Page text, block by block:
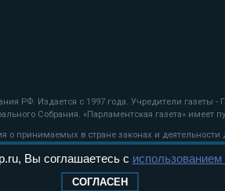
РФ. Издается с 1997 года. Учредители
Собрания. «Парламентская газета» имеет
принимаемых в стране законах и деятельности
Вы соглашаетесь с
СОГЛАСЕН